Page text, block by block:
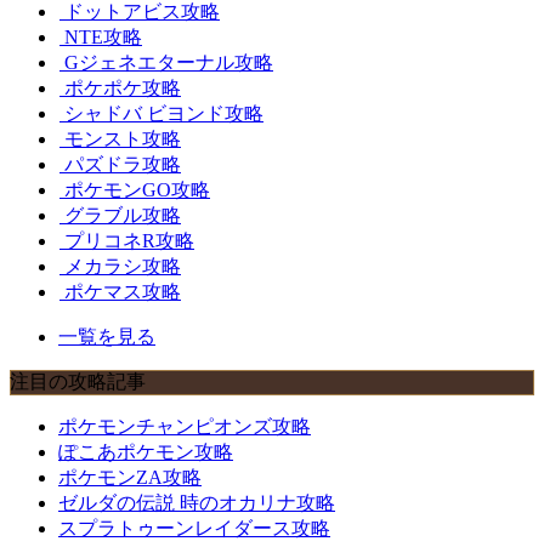
ドットアビス攻略
NTE攻略
Gジェネエターナル攻略
ポケポケ攻略
シャドバ ビヨンド攻略
モンスト攻略
パズドラ攻略
ポケモンGO攻略
グラブル攻略
プリコネR攻略
メカラシ攻略
ポケマス攻略
一覧を見る
注目の攻略記事
ポケモンチャンピオンズ攻略
ぽこあポケモン攻略
ポケモンZA攻略
ゼルダの伝説 時のオカリナ攻略
スプラトゥーンレイダース攻略